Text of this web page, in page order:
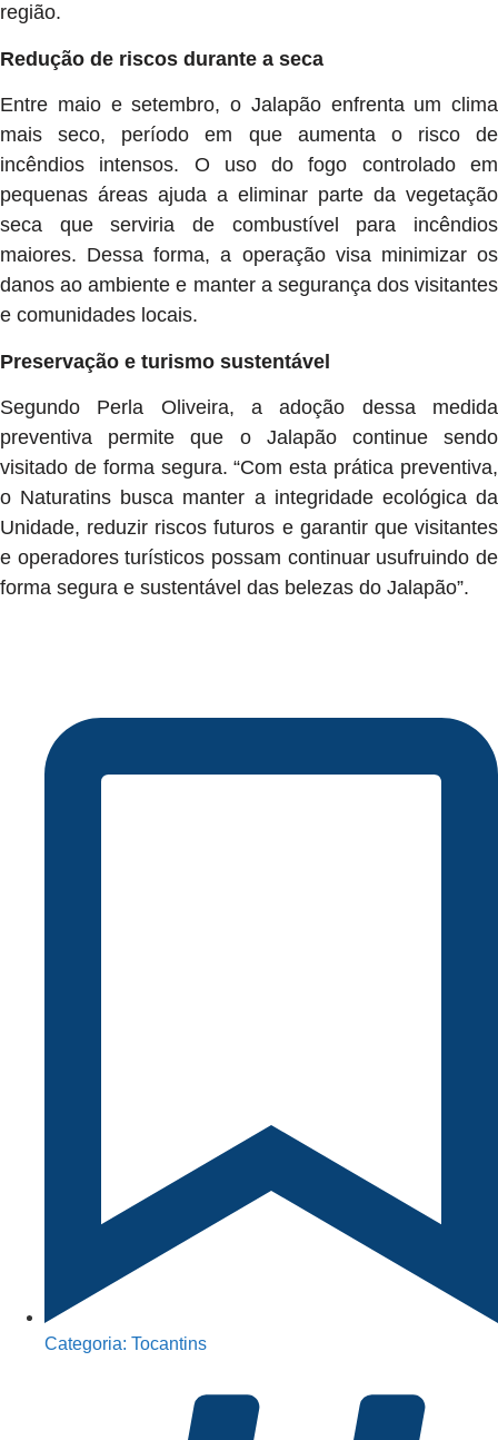
região.
Redução de riscos durante a seca
Entre maio e setembro, o Jalapão enfrenta um clima
mais seco, período em que aumenta o risco de
incêndios intensos. O uso do fogo controlado em
pequenas áreas ajuda a eliminar parte da vegetação
seca que serviria de combustível para incêndios
maiores. Dessa forma, a operação visa minimizar os
danos ao ambiente e manter a segurança dos visitantes
e comunidades locais.
Preservação e turismo sustentável
Segundo Perla Oliveira, a adoção dessa medida
preventiva permite que o Jalapão continue sendo
visitado de forma segura. “Com esta prática preventiva,
o Naturatins busca manter a integridade ecológica da
Unidade, reduzir riscos futuros e garantir que visitantes
e operadores turísticos possam continuar usufruindo de
forma segura e sustentável das belezas do Jalapão”.
Categoria: Tocantins